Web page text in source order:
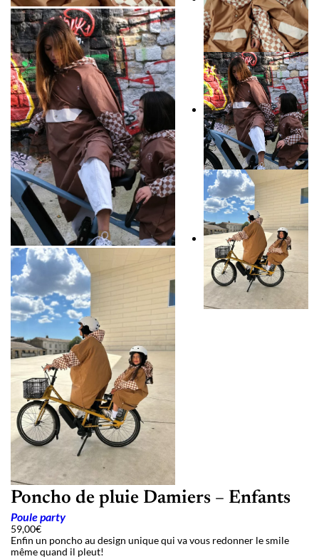
Poncho de pluie Damiers – Enfants
Poule party
59,00€
Enfin un poncho au design unique qui va vous redonner le smile
même quand il pleut!